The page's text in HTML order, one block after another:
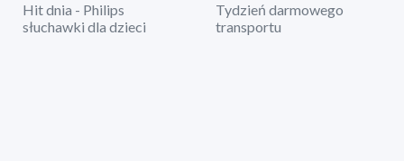
Hit dnia - Philips
słuchawki dla dzieci
Tydzień darmowego
transportu